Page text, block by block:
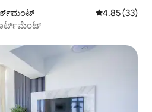
5 ರಲ್ಲಿ 4.85
4.85 (33)